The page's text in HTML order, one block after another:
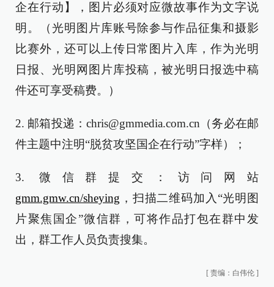
企在行动】，图片必须对应微故事作为文字说
明。（光明图片库账号除参与作品征集和摄影
比赛外，还可以上传日常图片入库，作为光明
日报、光明网图片库投稿，被光明日报选中稿
件还可享受稿费。）
2. 邮箱投递：chris@gmmedia.com.cn（务必在邮
件主题中注明“脱贫攻坚国企在行动”字样）；
3. 微信群提交：访问网站
gmm.gmw.cn/sheying ，扫描二维码加入“光明图
片聚焦国企”微信群，可将作品打包在群中发
出，群工作人员负责搜集。
[ 责编：白伟伦 ]